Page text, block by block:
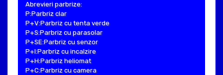
Abrevieri parbrize:
P:Parbriz clar
P+V:Parbriz cu tenta verde
P+S:Parbriz cu parasolar
P+SE:Parbriz cu senzor
P+I:Parbriz cu incalzire
P+H:Parbriz heliomat
P+C:Parbriz cu camera